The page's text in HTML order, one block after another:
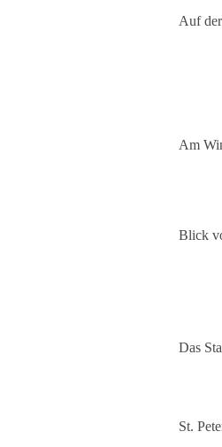
Auf
Am
Blick
Das
St.